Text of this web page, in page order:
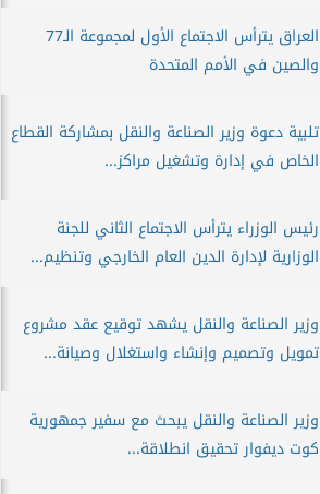
العراق يترأس الاجتماع الأول لمجموعة الـ77
والصين في الأمم المتحدة
تلبية دعوة وزير الصناعة والنقل بمشاركة القطاع
الخاص في إدارة وتشغيل مراكز...
رئيس الوزراء يترأس الاجتماع الثاني للجنة
الوزارية لإدارة الدين العام الخارجي وتنظيم...
وزير الصناعة والنقل يشهد توقيع عقد مشروع
تمويل وتصميم وإنشاء واستغلال وصيانة...
وزير الصناعة والنقل يبحث مع سفير جمهورية
كوت ديفوار تحقيق انطلاقة...